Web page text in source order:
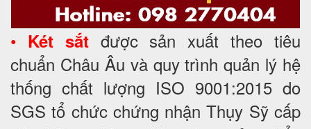
• Két sắtđược sản xuất theo tiêu
chuẩn Châu Âu và quy trình quản lý hệ
thống chất lượng ISO 9001:2015 do
SGS tổ chức chứng nhận Thụy Sỹ cấp